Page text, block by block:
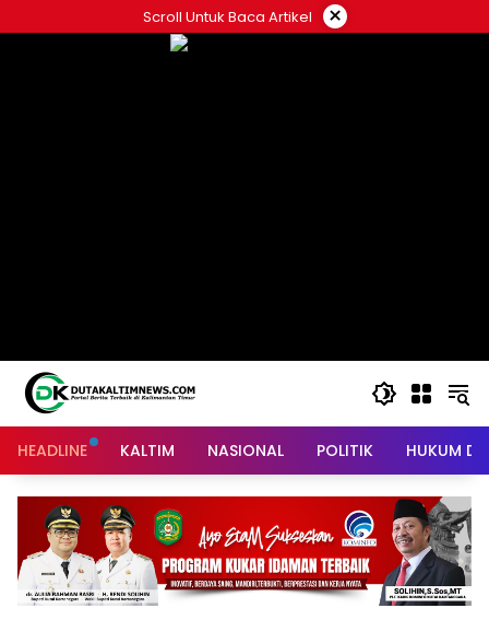
to
Scroll Untuk Baca Artikel ×
HEADLINE KALTIM NASIONAL POLITIK HUKUM